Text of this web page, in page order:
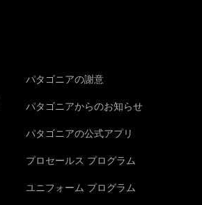
パタゴニアの謝意
パタゴニアからのお知らせ
パタゴニアの公式アプリ
プロセールス プログラム
ユニフォーム プログラム